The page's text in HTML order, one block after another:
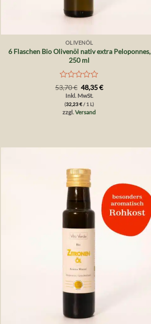
OLIVENÖL
6 Flaschen Bio Olivenöl nativ extra Peloponnes,
250 ml
Bewertet
mit
von
5
53,70€ Ursprünglicher
Preis
war:
53,70 €
48,35€Aktueller
Inkl. MwSt.
(32,23€/ 1 L)
zzgl.Versand